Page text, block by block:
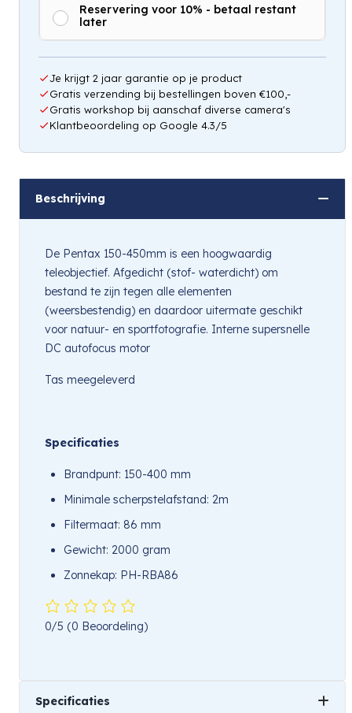
Reservering voor 10% - betaal restant
later
Je krijgt 2 jaar garantie op je product
Gratis verzending bij bestellingen boven €100,-
Gratis workshop bij aanschaf diverse camera's
Klantbeoordeling op Google 4.3/5
Beschrijving
De Pentax 150-450mm is een hoogwaardig
teleobjectief. Afgedicht (stof- waterdicht) om
bestand te zijn tegen alle elementen
(weersbestendig) en daardoor uitermate geschikt
voor natuur- en sportfotografie. Interne supersnelle
DC autofocus motor
Tas meegeleverd
Specificaties
Brandpunt: 150-400 mm
Minimale scherpstelafstand: 2m
Filtermaat: 86 mm
Gewicht: 2000 gram
Zonnekap: PH-RBA86
0/5 (0 Beoordeling)
Specificaties